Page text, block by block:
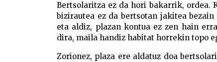
Bertsolaritza ez da hori bakarrik, ordea.
bizirautea ez da bertsotan jakitea
eta aldiz, plazan kontua ez zen hain
dira, maila handiz habitat horrekin topo
Zorionez, plaza ere aldatuz doa